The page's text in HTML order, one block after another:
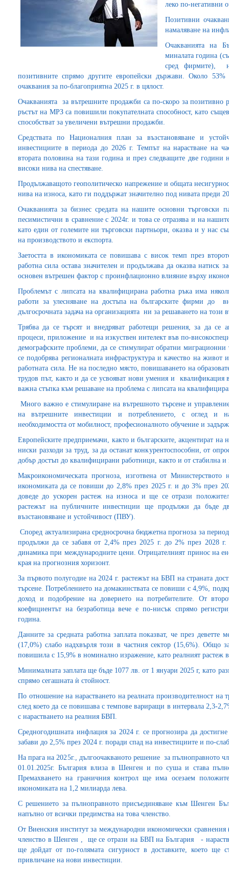
леко по-негативни
Позитивни
намаляване на
Очакванията на
миналата година
сред фирмите),
позитивните спрямо другите европейски държави. Около
очаквания за по-благоприятна 2025 г. в цялост.
Очакванията за вътрешните продажби са по-скоро за позитивно
ръстът на МРЗ са повишили покупателната способност, като
способстват за увеличени вътрешни продажби.
Средствата по Националния план за възстановяване и
инвестициите в периода до 2026 г. Темпът на нарастване на
втората половина на тази година и през следващите две
високи нива на спестяване.
Продължаващото геополитическо напрежение и общата
нива на износа, като ги поддържат значително под нивата преди
Очакванията за бизнес средата на нашите основни
песимистични в сравнение с 2024г. и това се отразява и на
като един от големите ни търговски партньори, оказва и у нас
на производството и експорта.
Заетостта в икономиката се повишава с висок темп през
работна сила остава значителен и продължава да оказва натиск
основен вътрешен фактор с проинфлационно влияние върху
Проблемът с липсата на квалифицирана работна ръка има
работи за улесняване на достъпа на българските фирми до
дългосрочната задача на организацията ни за решаването на този
Трябва да се търсят и внедряват работещи решения, за да се
процеси, приложение и на изкуствен интелект във по-
демографските проблеми, да се стимулират обратни
се подобрява регионалната инфраструктура и качество на
работната сила. Не на последно място, повишаването на
трудов път, както и да се усвояват нови умения и
важна стъпка към решаване на проблема с липсата на
Много важно е стимулиране на вътрешното търсене и
на вътрешните инвестиции и потреблението, с оглед и
необходимостта от мобилност, професионалното обучение и
Европейските предприемачи, както и българските, акцентират
ниски разходи за труд, за да останат конкурентоспособни, от
добър достъп до квалифицирани работници, както и от стабилна и
Макроикономическата прогноза, изготвена от
икономиката да се повиши до 2,8% през 2025 г. и до 3% през
доведе до ускорен растеж на износа и ще се отрази
растежът на публичните инвестиции ще продължи да бъде
възстановяване и устойчивост (ПВУ).
Според актуализирана средносрочна бюджетна прогноза за
продължи да се забавя от 2,4% през 2025 г. до 2% през 2028
динамика при международните цени. Отрицателният принос на
края на прогнозния хоризонт.
За първото полугодие на 2024 г. растежът на БВП на страната
търсене. Потреблението на домакинствата се повиши с 4,9%,
доход и подобрение на доверието на потребителите. От
коефициентът на безработица вече е по-нисък спрямо
година.
Данните за средната работна заплата показват, че през деветте
(17,0%) слабо надхвърля този в частния сектор (15,6%). Общо
повишила с 15,9% в номинално изражение, като реалният
Минималната заплата ще бъде 1077 лв. от 1 януари 2025 г, като
спрямо сегашната ѝ стойност.
По отношение на нарастването на реалната производителност на
след което да се повишава с темпове вариращи в интервала 2,3-
с нарастването на реалния БВП.
Средногодишната инфлация за 2024 г. се прогнозира да
забави до 2,5% през 2024 г. поради спад на инвестициите и по-
На прага на 2025г., дългоочакваното решение за пълноправното
01.01.2025г. България влиза в Шенген и по суша и става
Премахването на граничния контрол ще има осезаем
икономиката на 1,2 милиарда лева.
С решението за пълноправното присъединяване към Шенген
напълно от всички предимства на това членство.
От Виенския институт за международни икономически
членство в Шенген , ще се отрази на БВП на България -
ще дойдат от по-голямата сигурност в доставките, което ще
привличане на нови инвестиции.